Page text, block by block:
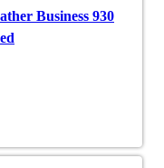
Business 930